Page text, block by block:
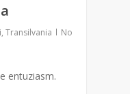
, Transilvania
No
entuziasm.